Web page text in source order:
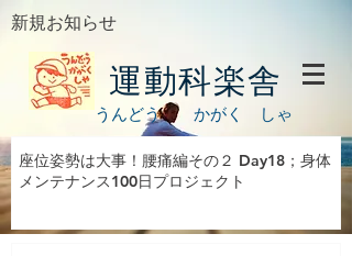
新規お知らせ
運動科楽舎
うんどう かがく しゃ
座位姿勢は大事！腰痛編その２ Day18；身体
メンテナンス100日プロジェクト